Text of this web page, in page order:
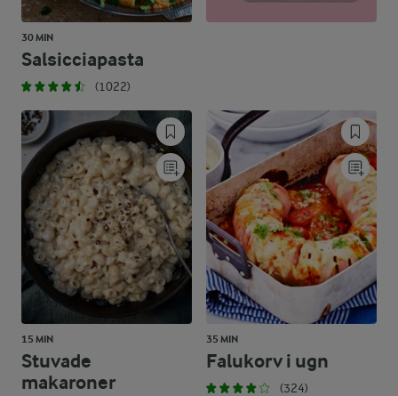
30 MIN
Salsicciapasta
(1022)
15 MIN
Stuvade
makaroner
35 MIN
Falukorv i ugn
(324)